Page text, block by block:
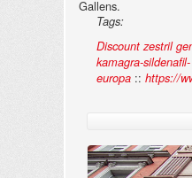
Gallens.
Tags:
Discount zestril
kamagra-
europa :: https://